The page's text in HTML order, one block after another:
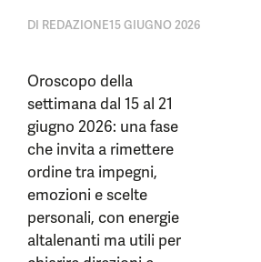
DI REDAZIONE15 GIUGNO 2026
Oroscopo della
settimana dal 15 al 21
giugno 2026: una fase
che invita a rimettere
ordine tra impegni,
emozioni e scelte
personali, con energie
altalenanti ma utili per